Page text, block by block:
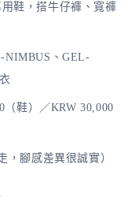
鞋，搭牛仔褲、寬褲
NIMBUS、GEL-
（鞋）／KRW 30,000
，腳感差異很誠實）